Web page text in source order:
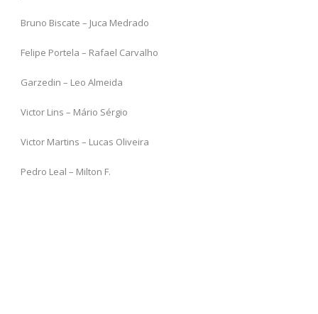
Bruno Biscate – Juca Medrado
Felipe Portela – Rafael Carvalho
Garzedin – Leo Almeida
Victor Lins – Mário Sérgio
Victor Martins – Lucas Oliveira
Pedro Leal – Milton F.